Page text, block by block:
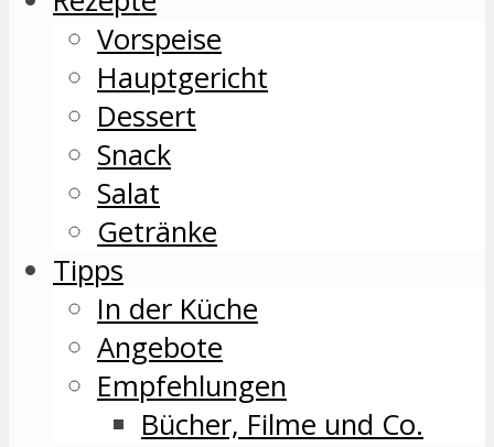
Vorspeise
Hauptgericht
Dessert
Snack
Salat
Getränke
Tipps
In der Küche
Angebote
Empfehlungen
Bücher, Filme und Co.